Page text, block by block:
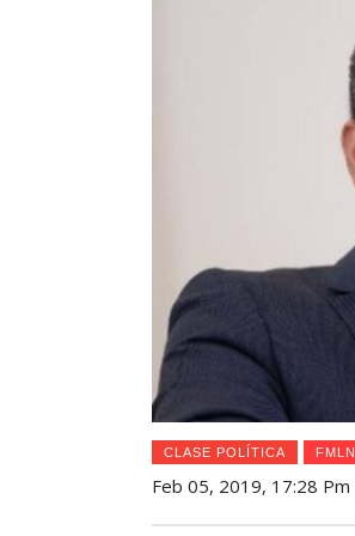
CLASE POLÍTICA FMLN
Feb 05, 2019, 17:28 Pm